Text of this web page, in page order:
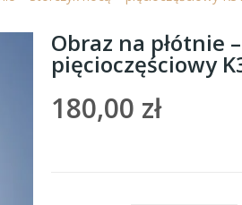
Obraz na płótnie
pięcioczęściowy
180,00 zł